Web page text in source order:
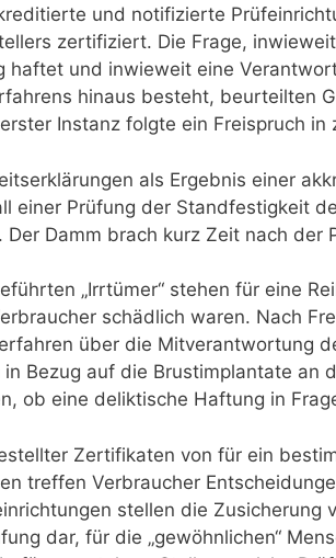
und notifizierte
zertifiziert. Die Frage,
haftet und inwieweit eine
hinaus besteht, beurteilten
Instanz folgte ein Freispruch in
als Ergebnis einer
einer Prüfung der Standfestigkeit
Der Damm brach kurz Zeit nach der
„Irrtümer“ stehen für eine
schädlich waren. Nach
über die Mitverantwortung
Bezug auf die Brustimplantate an
ob eine deliktische Haftung in
Zertifikaten von für ein
treffen Verbraucher
stellen die Zusicherung
dar, für die „gewöhnlichen“